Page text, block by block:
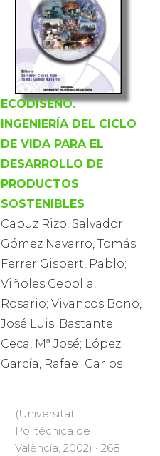
ECODISEÑO.
INGENIERÍA DEL CICLO
DE VIDA PARA EL
DESARROLLO DE
PRODUCTOS
SOSTENIBLES
Capuz Rizo, Salvador;
Gómez Navarro, Tomás;
Ferrer Gisbert, Pablo;
Viñoles Cebolla,
Rosario; Vivancos Bono,
José Luis; Bastante
Ceca, Mª José; López
García, Rafael Carlos
(Universitat
Politècnica de
València, 2002) · 268